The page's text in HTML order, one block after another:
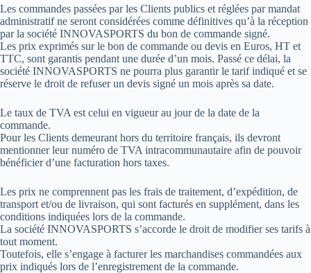
Les commandes passées par les Clients publics et réglées par mandat
administratif ne seront considérées comme définitives qu’à la réception
par la société INNOVASPORTS du bon de commande signé.
Les prix exprimés sur le bon de commande ou devis en Euros, HT et
TTC, sont garantis pendant une durée d’un mois. Passé ce délai, la
société INNOVASPORTS ne pourra plus garantir le tarif indiqué et se
réserve le droit de refuser un devis signé un mois après sa date.
Le taux de TVA est celui en vigueur au jour de la date de la
commande.
Pour les Clients demeurant hors du territoire français, ils devront
mentionner leur numéro de TVA intracommunautaire afin de pouvoir
bénéficier d’une facturation hors taxes.
Les prix ne comprennent pas les frais de traitement, d’expédition, de
transport et/ou de livraison, qui sont facturés en supplément, dans les
conditions indiquées lors de la commande.
La société INNOVASPORTS s’accorde le droit de modifier ses tarifs à
tout moment.
Toutefois, elle s’engage à facturer les marchandises commandées aux
prix indiqués lors de l’enregistrement de la commande.